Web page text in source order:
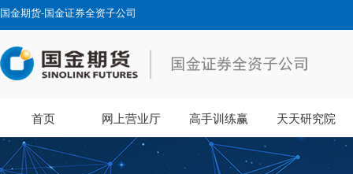
国金期货-国金证券全资子公司
首页 网上营业厅 高手训练赢 天天研究院